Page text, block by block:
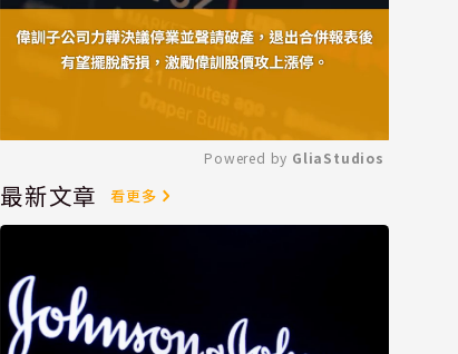
Mute
Powered by GliaStudios
最新文章 看更多